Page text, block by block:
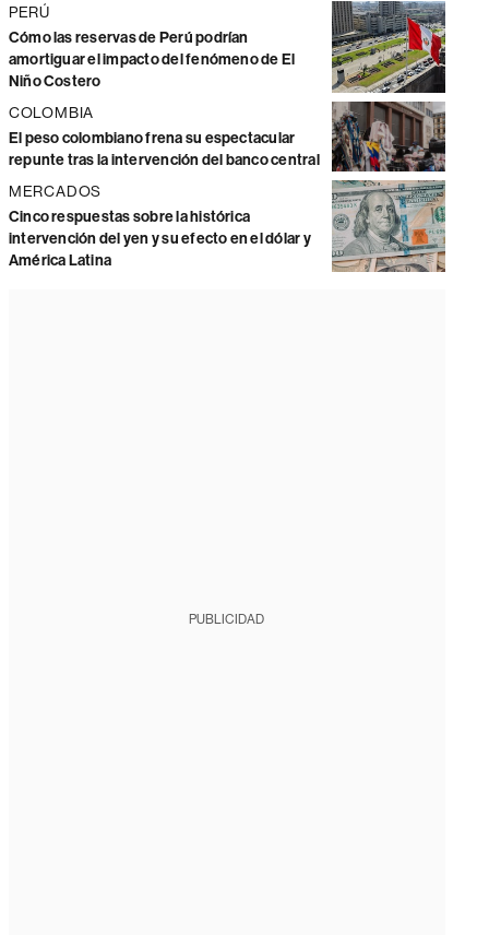
PERÚ
Cómo las reservas de Perú podrían
amortiguar el impacto del fenómeno de El
Niño Costero
COLOMBIA
El peso colombiano frena su espectacular
repunte tras la intervención del banco central
MERCADOS
Cinco respuestas sobre la histórica
intervención del yen y su efecto en el dólar y
América Latina
PUBLICIDAD